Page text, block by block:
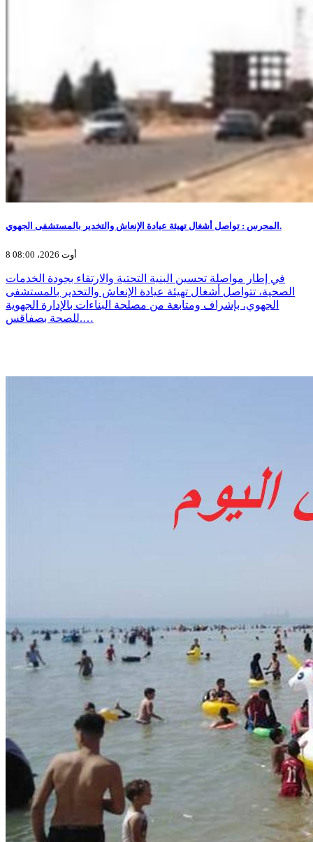
المحرس : تواصل أشغال تهيئة عيادة الإنعاش والتخدير بالمستشفى الجهوي.
8 أوت 2026، 08:00
في إطار مواصلة تحسين البنية التحتية والارتقاء بجودة الخدمات
الصحية، تتواصل أشغال تهيئة عيادة الإنعاش والتخدير بالمستشفى
الجهوي، بإشراف ومتابعة من مصلحة البناءات بالإدارة الجهوية
للصحة بصفاقس.…